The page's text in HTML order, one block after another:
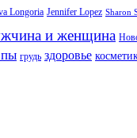
Longoria Jennifer Lopez Sharon
и женщина
грудь здоровье